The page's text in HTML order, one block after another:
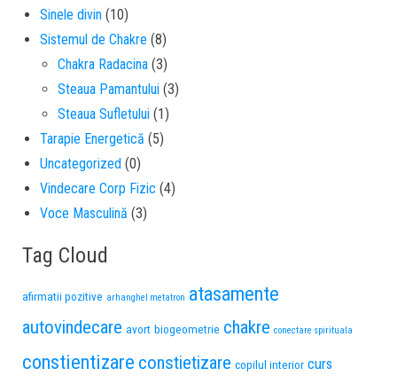
Sinele divin (10)
Sistemul de Chakre (8)
Chakra Radacina (3)
Steaua Pamantului (3)
Steaua Sufletului (1)
Tarapie Energetică (5)
Uncategorized (0)
Vindecare Corp Fizic (4)
Voce Masculină (3)
Tag Cloud
afirmatii pozitive arhanghel metatron atasamente
autovindecare avort biogeometrie chakre conectare spirituala
constientizare constietizare copilul interior curs